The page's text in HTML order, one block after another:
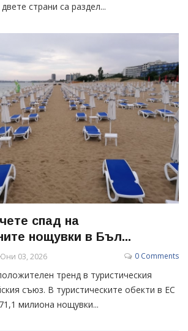
страни са раздел...
спад на
нощувки в Бъл...
03, 2026 0 Comments
тренд в туристическия
съюз. В туристическите обекти в ЕС
милиона нощувки...